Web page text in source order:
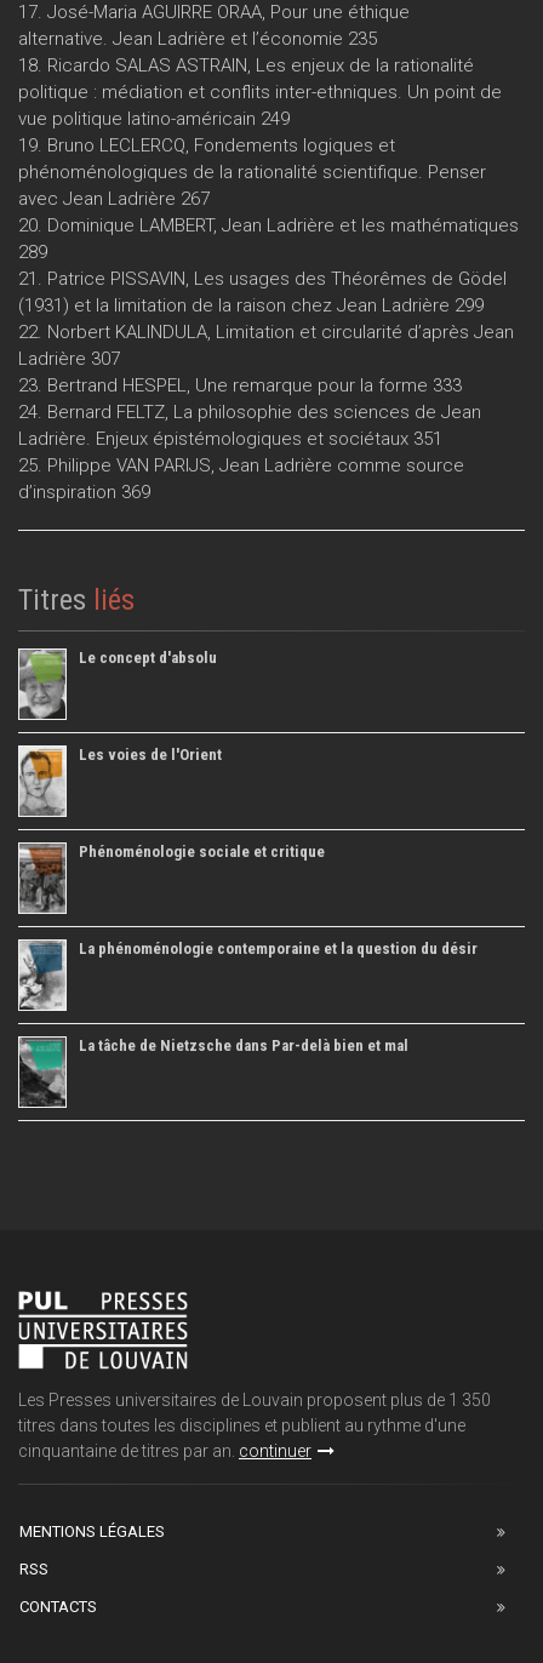
17. José-Maria AGUIRRE ORAA, Pour une éthique
alternative. Jean Ladrière et l’économie 235
18. Ricardo SALAS ASTRAIN, Les enjeux de la rationalité
politique : médiation et conflits inter-ethniques. Un point de
vue politique latino-américain 249
19. Bruno LECLERCQ, Fondements logiques et
phénoménologiques de la rationalité scientifique. Penser
avec Jean Ladrière 267
20. Dominique LAMBERT, Jean Ladrière et les mathématiques
289
21. Patrice PISSAVIN, Les usages des Théorêmes de Gödel
(1931) et la limitation de la raison chez Jean Ladrière 299
22. Norbert KALINDULA, Limitation et circularité d’après Jean
Ladrière 307
23. Bertrand HESPEL, Une remarque pour la forme 333
24. Bernard FELTZ, La philosophie des sciences de Jean
Ladrière. Enjeux épistémologiques et sociétaux 351
25. Philippe VAN PARIJS, Jean Ladrière comme source
d’inspiration 369
Titres liés
Le concept d'absolu
Les voies de l'Orient
Phénoménologie sociale et critique
La phénoménologie contemporaine et la question du désir
La tâche de Nietzsche dans Par-delà bien et mal
Les Presses universitaires de Louvain proposent plus de 1 350
titres dans toutes les disciplines et publient au rythme d'une
cinquantaine de titres par an. continuer
MENTIONS LÉGALES
RSS
CONTACTS